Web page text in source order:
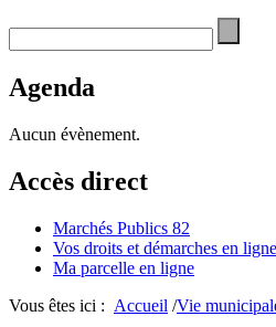
Agenda
Aucun évènement.
Accès direct
Marchés Publics 82
Vos droits et démarches en ligne
Ma parcelle en ligne
Vous êtes ici : Accueil /Vie